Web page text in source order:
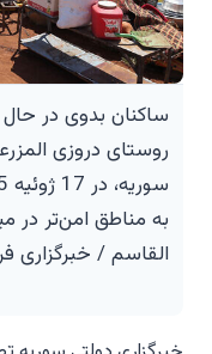
ساکنان بدوی در حال
روستای دروزی
به مناطق امن‌تر در
القاسم / خبرگزاری